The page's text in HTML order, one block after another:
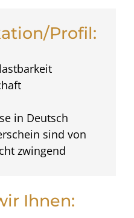
Profil:
in Deutsch
sind von
zwingend
Ihnen: